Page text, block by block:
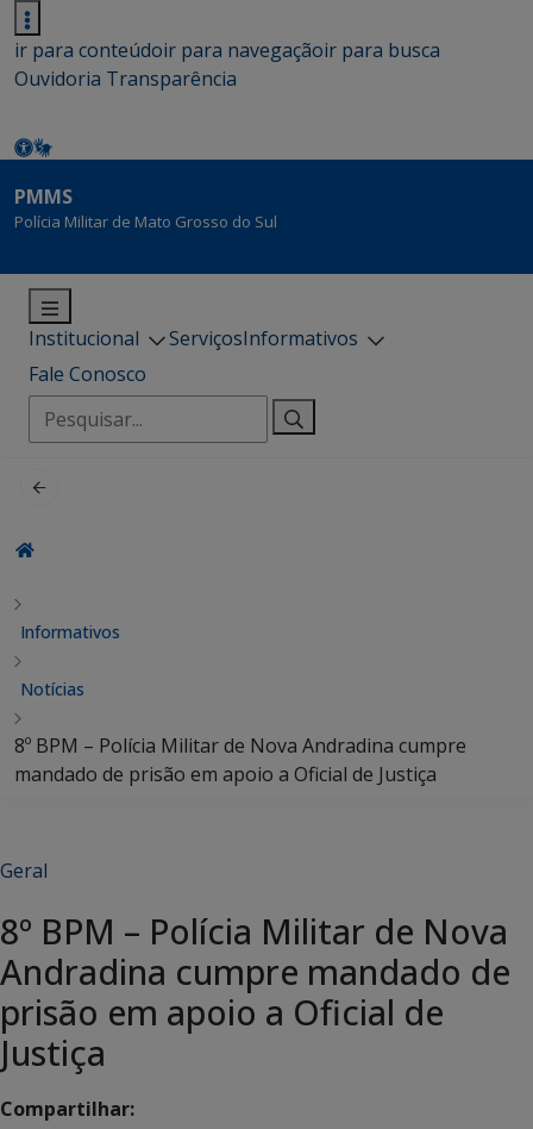
ir para conteúdoir para navegaçãoir para busca
Ouvidoria Transparência
PMMS
Polícia Militar de Mato Grosso do Sul
Institucional ServiçosInformativos
Fale Conosco
Pesquisar
por:
Informativos
Notícias
8º BPM – Polícia Militar de Nova Andradina cumpre
mandado de prisão em apoio a Oficial de Justiça
Geral
8º BPM – Polícia Militar de Nova
Andradina cumpre mandado de
prisão em apoio a Oficial de
Justiça
Compartilhar: